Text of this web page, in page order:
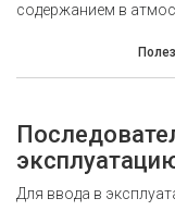
содержанием в
Для ввода в